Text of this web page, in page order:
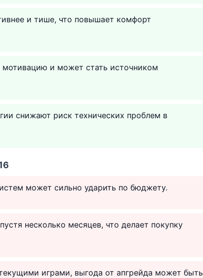
и тише, что повышает комфорт
и может стать источником
снижают риск технических проблем в
может сильно ударить по бюджету.
несколько месяцев, что делает покупку
играми, выгода от апгрейда может быть